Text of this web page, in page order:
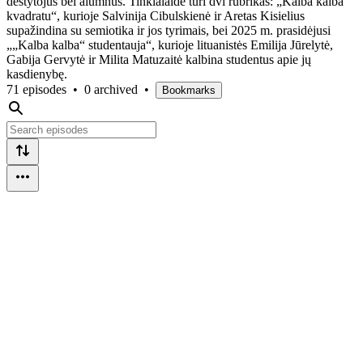
kvadratu“, kurioje Salvinija Cibulskienė ir Aretas Kisielius
supažindina su semiotika ir jos tyrimais, bei 2025 m. prasidėjusi
„„Kalba kalba“ studentauja“, kurioje lituanistės Emilija Jūrelytė,
Gabija Gervytė ir Milita Matuzaitė kalbina studentus apie jų
kasdienybę.
71 episodes • 0 archived • Bookmarks